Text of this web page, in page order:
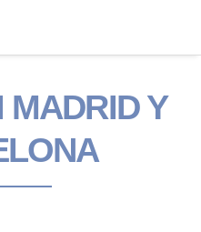
MADRID Y